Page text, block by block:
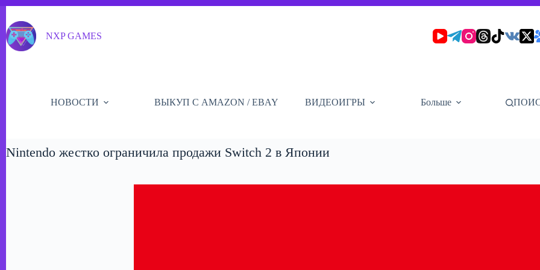
сути
NXP GAMES
НОВОСТИ ВЫКУП С AMAZON / EBAY ВИДЕОИГРЫ Больше
Nintendo жестко ограничила продажи Switch 2 в Японии